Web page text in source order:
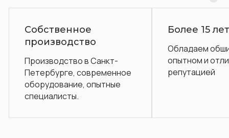
в Санкт-
опытные
Более 15 лет на рынке
Обладаем обширным
опытном и отличной
репутацией